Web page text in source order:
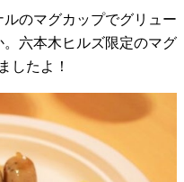
のマグカップでグリュー
六本木ヒルズ限定のマグ
したよ！